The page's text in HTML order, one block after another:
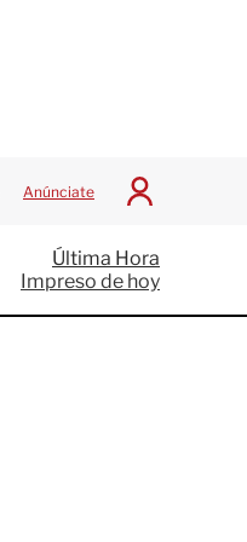
Anúnciate
I
c
i
a
Última Hora
Impreso de hoy